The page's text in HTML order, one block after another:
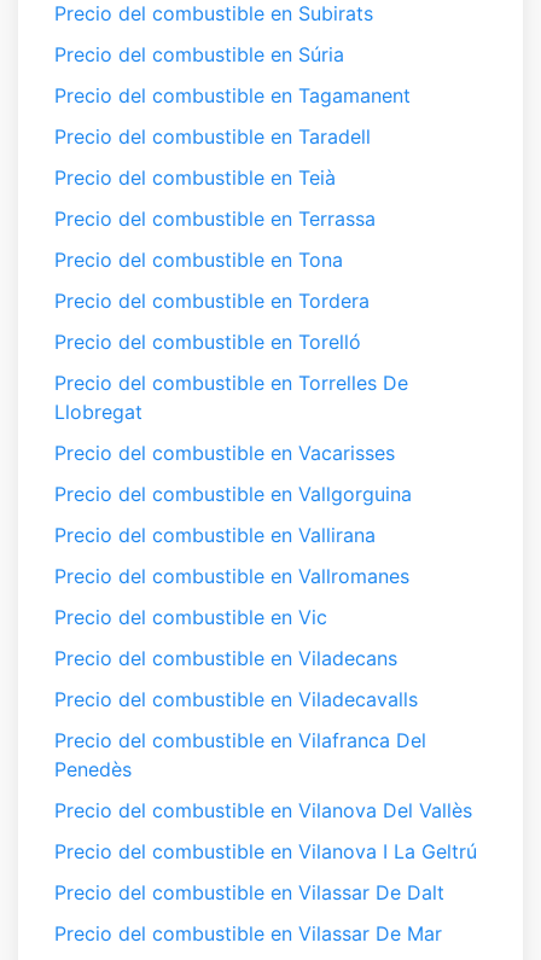
Precio del combustible en Subirats
Precio del combustible en Súria
Precio del combustible en Tagamanent
Precio del combustible en Taradell
Precio del combustible en Teià
Precio del combustible en Terrassa
Precio del combustible en Tona
Precio del combustible en Tordera
Precio del combustible en Torelló
Precio del combustible en Torrelles De
Llobregat
Precio del combustible en Vacarisses
Precio del combustible en Vallgorguina
Precio del combustible en Vallirana
Precio del combustible en Vallromanes
Precio del combustible en Vic
Precio del combustible en Viladecans
Precio del combustible en Viladecavalls
Precio del combustible en Vilafranca Del
Penedès
Precio del combustible en Vilanova Del Vallès
Precio del combustible en Vilanova I La Geltrú
Precio del combustible en Vilassar De Dalt
Precio del combustible en Vilassar De Mar